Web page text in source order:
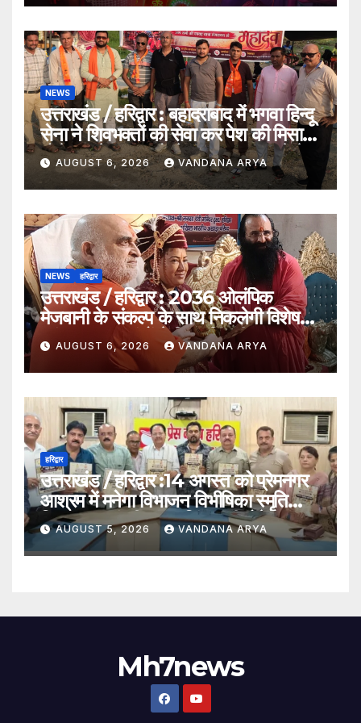
NEWS
उत्तराखंड / हरिद्वार : बहादराबाद में भगवा हिन्दू
सेना ने शिवभक्तों की सेवा कर पेश की मिसाल,
भोलेनाथ के जयकारों से गूंजा वातावरण_देखे
विडिओ !!
AUGUST 6, 2026 VANDANA ARYA
NEWS हरिद्वार
उत्तराखंड / हरिद्वार : 2036 ओलंपिक
मेजबानी के संकल्प के साथ निकलेगी विशेष
कांवड़ यात्रा, संतों ने दिया ‘विजयी भव’ का
आशीर्वाद_देखे विडिओ !!
AUGUST 6, 2026 VANDANA ARYA
हरिद्वार
उत्तराखंड / हरिद्वार :14 अगस्त को प्रेमनगर
आश्रम में मनेगा विभाजन विभीषिका स्मृति
दिवस, मुख्यमंत्री पुष्कर सिंह धामी होंगे मुख्य
अतिथि_देखे विडिओ !!
AUGUST 5, 2026 VANDANA ARYA
Mh7news